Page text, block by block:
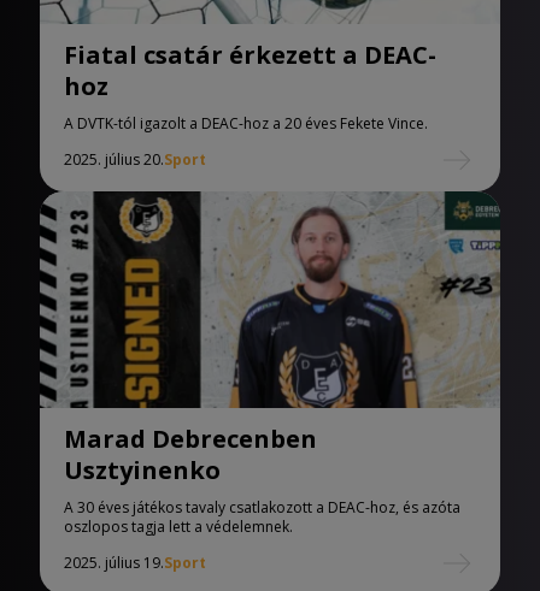
Fiatal csatár érkezett a DEAC-
hoz
A DVTK-tól igazolt a DEAC-hoz a 20 éves Fekete Vince.
2025. július 20.Sport
Marad Debrecenben
Usztyinenko
A 30 éves játékos tavaly csatlakozott a DEAC-hoz, és azóta
oszlopos tagja lett a védelemnek.
2025. július 19.Sport